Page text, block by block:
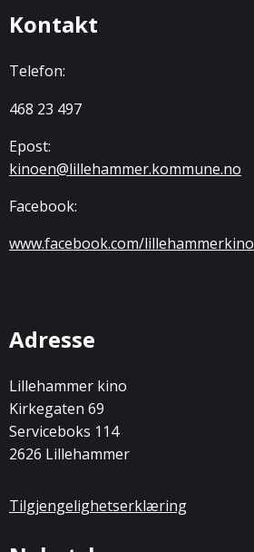
Kontakt
Telefon:
468 23 497
Epost:
kinoen@lillehammer.kommune.no
Facebook:
www.facebook.com/lillehammerkino
Adresse
Lillehammer kino
Kirkegaten 69
Serviceboks 114
2626 Lillehammer
Tilgjengelighetserklæring